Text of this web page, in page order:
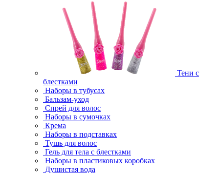
Тени с
блестками
Наборы в тубусах
Бальзам-уход
Спрей для волос
Наборы в сумочках
Крема
Наборы в подставках
Тушь для волос
Гель для тела с блестками
Наборы в пластиковых коробках
Душистая вода